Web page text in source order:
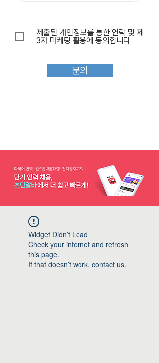
제출된 개인정보를 통한 연락 및 제
3자 마케팅 활용에 동의합니다
문의
Widget Didn’t Load
Check your internet and refresh
this page.
If that doesn’t work, contact us.